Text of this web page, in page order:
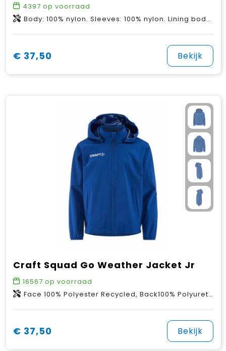
4397 op voorraad
Body: 100% nylon. Sleeves: 100% nylon. Lining body: 100% polyester. Lining Sleeves: 100% polyester.
€ 37,50 Bekijk
Craft Squad Go Weather Jacket Jr
16567 op voorraad
Face 100% Polyester Recycled, Back100% Polyurethane
€ 37,50 Bekijk